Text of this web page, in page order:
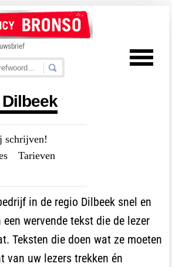
schrijven!
Tarieven
in de regio Dilbeek snel en
wervende tekst die de lezer
Teksten die doen wat ze moeten
van uw lezers trekken én